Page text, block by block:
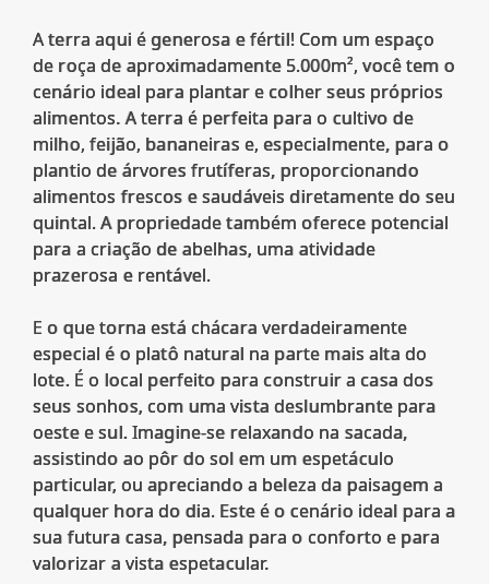
A terra aqui é generosa e fértil! Com um espaço
de roça de aproximadamente 5.000m², você tem o
cenário ideal para plantar e colher seus próprios
alimentos. A terra é perfeita para o cultivo de
milho, feijão, bananeiras e, especialmente, para o
plantio de árvores frutíferas, proporcionando
alimentos frescos e saudáveis diretamente do seu
quintal. A propriedade também oferece potencial
para a criação de abelhas, uma atividade
prazerosa e rentável.
E o que torna está chácara verdadeiramente
especial é o platô natural na parte mais alta do
lote. É o local perfeito para construir a casa dos
seus sonhos, com uma vista deslumbrante para
oeste e sul. Imagine-se relaxando na sacada,
assistindo ao pôr do sol em um espetáculo
particular, ou apreciando a beleza da paisagem a
qualquer hora do dia. Este é o cenário ideal para a
sua futura casa, pensada para o conforto e para
valorizar a vista espetacular.